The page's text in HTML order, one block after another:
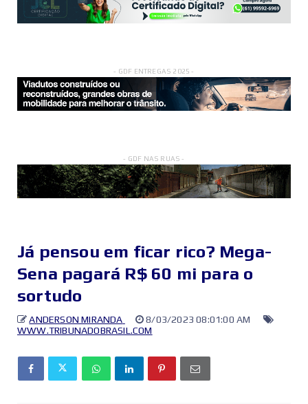
- GDF ENTREGAS 2025 -
- GDF NAS RUAS -
Já pensou em ficar rico? Mega-
Sena pagará R$ 60 mi para o
sortudo
ANDERSON MIRANDA
8/03/2023 08:01:00 AM
WWW.TRIBUNADOBRASIL.COM